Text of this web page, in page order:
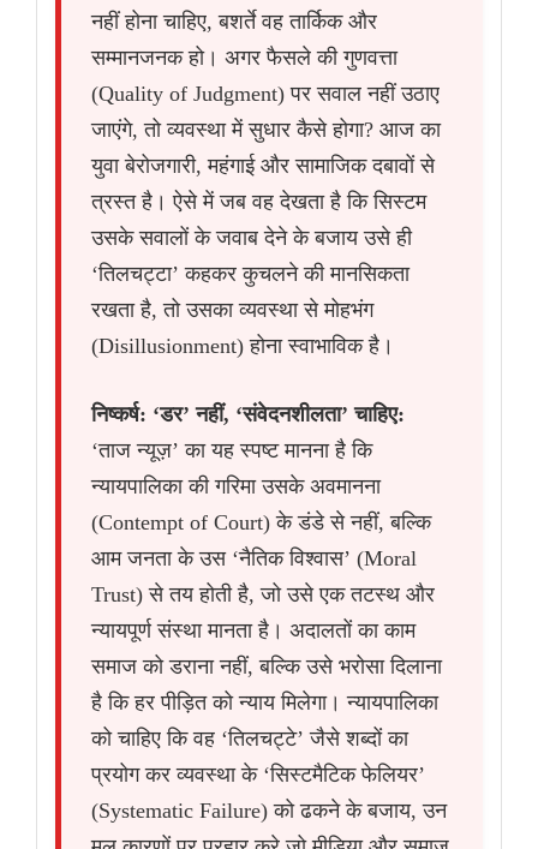
नहीं होना चाहिए, बशर्ते वह तार्किक और
सम्मानजनक हो। अगर फैसले की गुणवत्ता
(Quality of Judgment) पर सवाल नहीं उठाए
जाएंगे, तो व्यवस्था में सुधार कैसे होगा? आज का
युवा बेरोजगारी, महंगाई और सामाजिक दबावों से
त्रस्त है। ऐसे में जब वह देखता है कि सिस्टम
उसके सवालों के जवाब देने के बजाय उसे ही
‘तिलचट्टा’ कहकर कुचलने की मानसिकता
रखता है, तो उसका व्यवस्था से मोहभंग
(Disillusionment) होना स्वाभाविक है।
निष्कर्ष: ‘डर’ नहीं, ‘संवेदनशीलता’ चाहिए:
‘ताज न्यूज़’ का यह स्पष्ट मानना है कि
न्यायपालिका की गरिमा उसके अवमानना
(Contempt of Court) के डंडे से नहीं, बल्कि
आम जनता के उस ‘नैतिक विश्वास’ (Moral
Trust) से तय होती है, जो उसे एक तटस्थ और
न्यायपूर्ण संस्था मानता है। अदालतों का काम
समाज को डराना नहीं, बल्कि उसे भरोसा दिलाना
है कि हर पीड़ित को न्याय मिलेगा। न्यायपालिका
को चाहिए कि वह ‘तिलचट्टे’ जैसे शब्दों का
प्रयोग कर व्यवस्था के ‘सिस्टमैटिक फेलियर’
(Systematic Failure) को ढकने के बजाय, उन